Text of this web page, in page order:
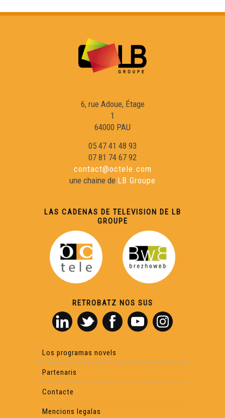
6, rue Adoue, Étage
1
64000 PAU
05 47 41 48 93
07 81 74 67 92
contact@octele.com
une chaine de LB Groupe
LAS CADENAS DE TELEVISION DE LB
GROUPE
RETROBATZ NOS SUS
Los programas novels
Partenaris
Contacte
Mencions legalas